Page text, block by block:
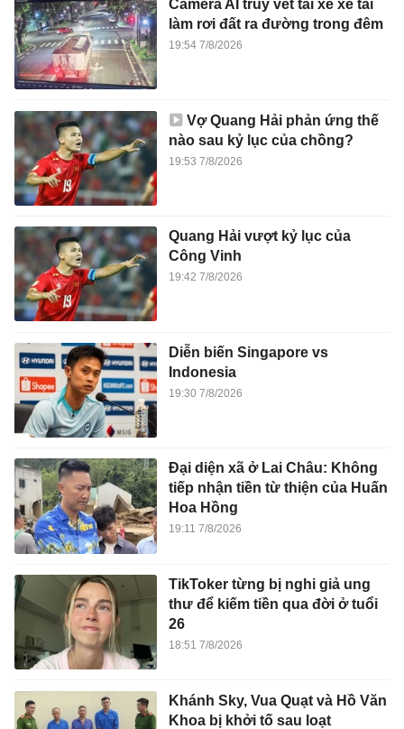
Camera AI truy vết tài xế xe tải
làm rơi đất ra đường trong đêm
19:54 7/8/2026
Vợ Quang Hải phản ứng thế
nào sau kỷ lục của chồng?
19:53 7/8/2026
Quang Hải vượt kỷ lục của
Công Vinh
19:42 7/8/2026
Diễn biến Singapore vs
Indonesia
19:30 7/8/2026
Đại diện xã ở Lai Châu: Không
tiếp nhận tiền từ thiện của Huấn
Hoa Hồng
19:11 7/8/2026
TikToker từng bị nghi giả ung
thư để kiếm tiền qua đời ở tuổi
26
18:51 7/8/2026
Khánh Sky, Vua Quạt và Hồ Văn
Khoa bị khởi tố sau loạt